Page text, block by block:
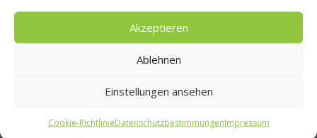
Akzeptieren
Ablehnen
Einstellungen ansehen
Cookie-RichtlinieDatenschutzbestimmungenImpressum
die größte Rolle“
In der Südtiroler Region Ritten treffen wir Jungunternehmer
Wagyu-Rinder auf dem Hochplateau über Bozen. Forschung,
Grundlage für das begehrte Wagyufleisch. Was der Unterschied
Hintergründe erfahren wir im...